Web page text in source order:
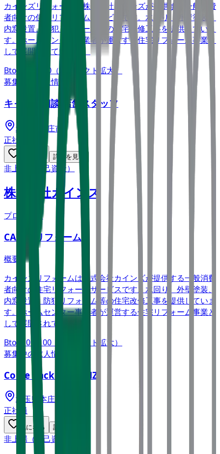
カインズリフォームは株式会社カインズが提供する一般消費
者向けの住宅リフォームサービスです。水回り、外壁塗装、
内窓設置、防犯リフォーム等の住宅改修工事を提供していま
す。ホームセンター事業者が運営する住宅リフォーム事業と
して展開されています。
BtoC
10→100（プロダクト拡大）
募集中の求人情報
キャリア相談 店舗スタッフ
埼玉県
本庄市
正社員
詳細を見る
非上場（自己資金）
株式会社カインズ
プロダクト
CAINZ リフォーム
概要
カインズリフォームは株式会社カインズが提供する一般消費
者向けの住宅リフォームサービスです。水回り、外壁塗装、
内窓設置、防犯リフォーム等の住宅改修工事を提供していま
す。ホームセンター事業者が運営する住宅リフォーム事業と
して展開されています。
BtoC
10→100（プロダクト拡大）
募集中の求人情報
Come back to CAINZ
埼玉県
本庄市
正社員
気になる 詳細を見る
非上場（自己資金）